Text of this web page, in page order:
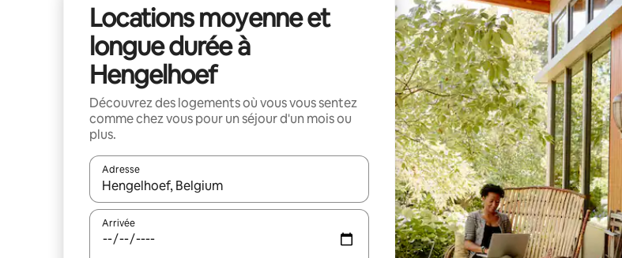
Locations moyenne et
longue durée à
Hengelhoef
Découvrez des logements où vous vous sentez
comme chez vous pour un séjour d'un mois ou
plus.
Adresse
Lorsque les résultats s'affichent, utilisez les flèches vers le haut et vers le bas pour les parcourir ou en
Arrivée